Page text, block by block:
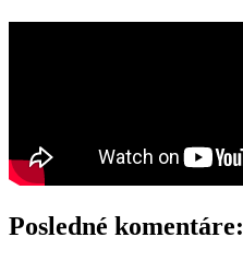
Posledné komentáre: